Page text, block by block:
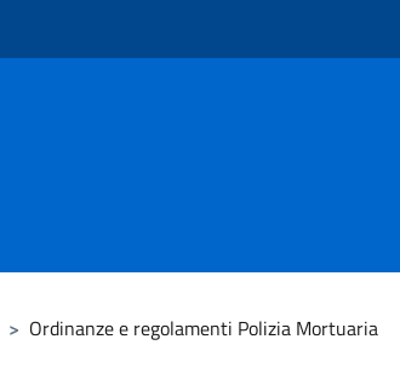
> Ordinanze e regolamenti Polizia Mortuaria